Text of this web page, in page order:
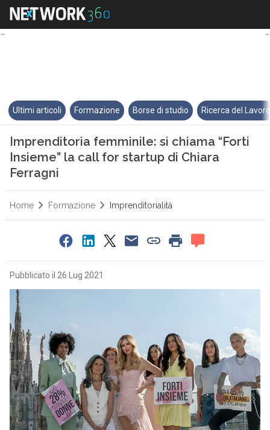
Imprenditoria femminile: si
Ultimi articoli Formazione Borse di studio Ricerca del
Imprenditoria femminile: si chiama “Forti
Insieme” la call for startup di Chiara
Ferragni
Home Formazione Imprenditorialità
Pubblicato il 26 Lug 2021